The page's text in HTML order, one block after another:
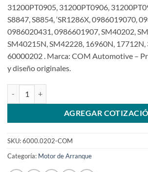
31200PT0905, 31200PT0906,
S8847, S8854, ‘SR1286X, 0986019070,
0986020431, 0986601907, SM40202,
SM40215N, SM42228, 16960N,
60000202 . Marca: COM Automotive –
y diseño originales.
AGREGAR
SKU:6000.0202-COM
Categoría: Motor de Arranque